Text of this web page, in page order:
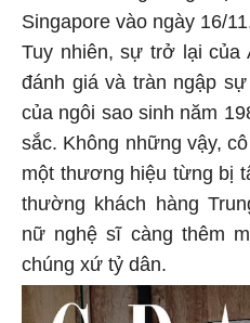
Singapore vào ngày 16/11.
Tuy nhiên, sự trở lại của
đánh giá và tràn ngập
của ngôi sao sinh năm
sắc. Không những vậy,
một thương hiệu từng bị
thường khách hàng
nữ nghệ sĩ càng thêm
chúng xứ tỷ dân.